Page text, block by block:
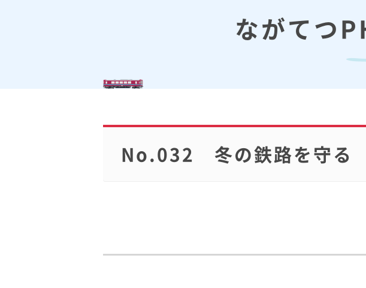
ながてつ
No.032 冬の鉄路を守る